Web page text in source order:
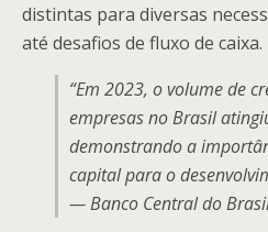
distintas para diversas
até desafios de fluxo de caixa.
“Em 2023, o volume de
empresas no Brasil
demonstrando a
capital para o
— Banco Central do